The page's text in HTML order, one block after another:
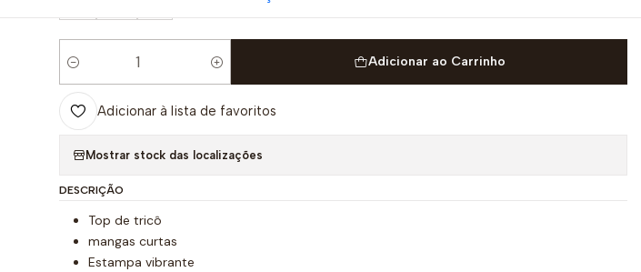
S M L
Quantidade
Adicionar ao Carrinho
Adicionar à lista de favoritos
Mostrar stock das localizações
DESCRIÇÃO
Top de tricô
mangas curtas
Estampa vibrante